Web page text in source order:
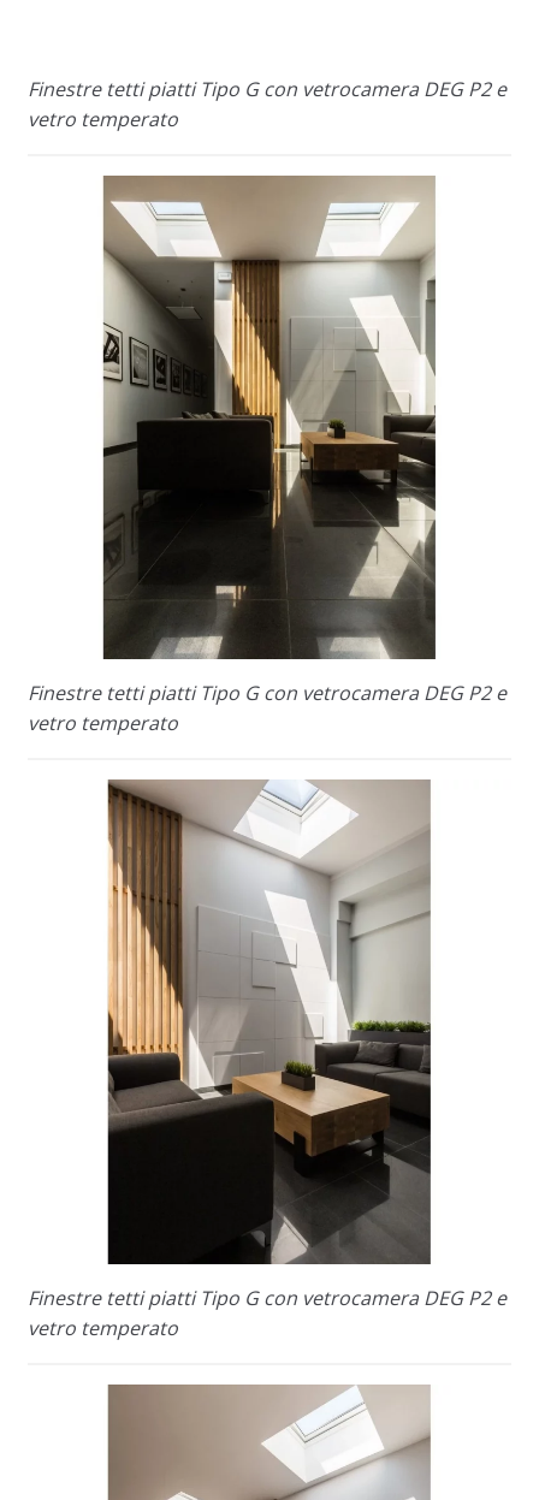
Finestre tetti piatti Tipo G con vetrocamera DEG P2 e
vetro temperato
Finestre tetti piatti Tipo G con vetrocamera DEG P2 e
vetro temperato
Finestre tetti piatti Tipo G con vetrocamera DEG P2 e
vetro temperato